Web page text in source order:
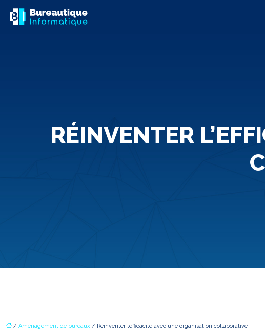
RÉINVENTER
/ Aménagement de bureaux / Réinventer l’efficacité avec une organisation collaborative